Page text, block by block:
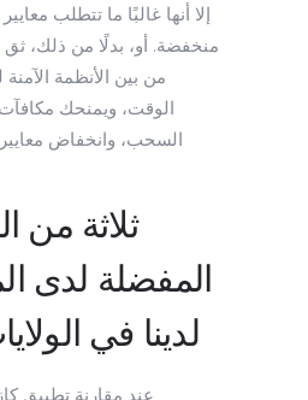
إلا أنها غالبًا ما تتطلب
منخفضة. أو، بدلًا من ذلك، ثق
من بين الأنظمة الآمنة
الوقت، ويمنحك
السحب، وانخفاض
ثلاثة من
المفضلة لدى
لدينا في
عند مقارنة تطبيق